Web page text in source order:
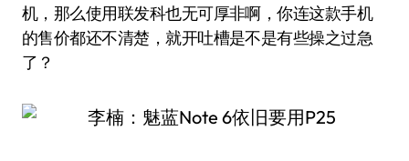
机，那么使用联发科也无可厚非啊，你连这款手机
的售价都还不清楚，就开吐槽是不是有些操之过急
了？